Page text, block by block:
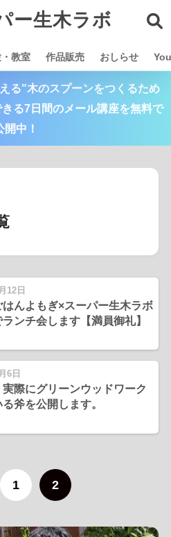
ー生木ラボ
教室 作品販売 おしらせ
る"木のスプーンをつくるため
る7日間のメール講座を無料で
開中！
12日
はんよもぎ×スーパー生木ラボ
ンチ会します【満員御礼】
6日
実際にグリーンウッドワーク
斧を公開します。
1 2